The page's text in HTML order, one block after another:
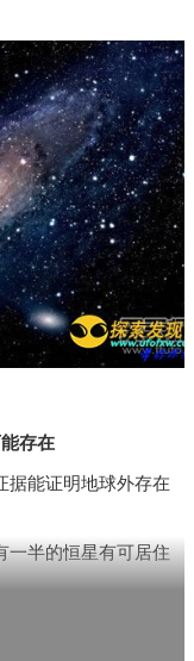
存在
能证明地球外存在
半的恒星有可居住
星。他说：“其中
最终会出现我们所